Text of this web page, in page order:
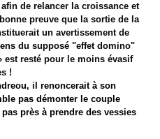
de relancer la croissance et
preuve que la sortie de la
un avertissement de
du supposé "effet domino"
est resté pour le moins évasif
!
il renoncerait à son
pas démonter le couple
près à prendre des vessies